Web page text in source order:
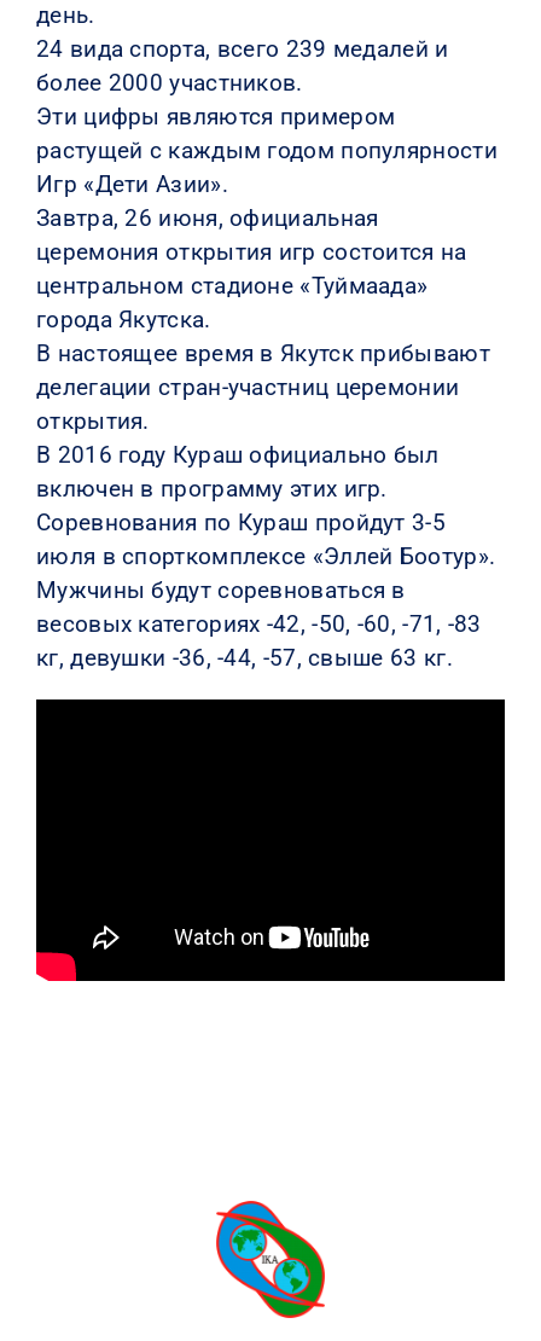
день.
24 вида спорта, всего 239 медалей и
более 2000 участников.
Эти цифры являются примером
растущей с каждым годом популярности
Игр «Дети Азии».
Завтра, 26 июня, официальная
церемония открытия игр состоится на
центральном стадионе «Туймаада»
города Якутска.
В настоящее время в Якутск прибывают
делегации стран-участниц церемонии
открытия.
В 2016 году Кураш официально был
включен в программу этих игр.
Соревнования по Кураш пройдут 3-5
июля в спорткомплексе «Эллей Боотур».
Мужчины будут соревноваться в
весовых категориях -42, -50, -60, -71, -83
кг, девушки -36, -44, -57, свыше 63 кг.